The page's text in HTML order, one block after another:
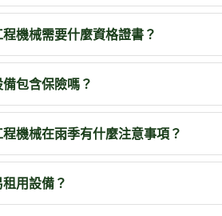
機械需要什麼資格證書？
包含保險嗎？
機械在雨季有什麼注意事項？
用設備？